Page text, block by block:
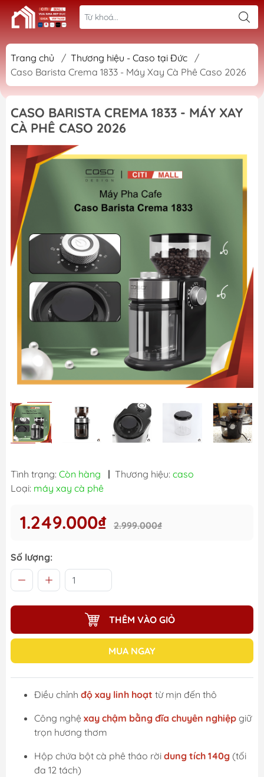
Trang chủ / Thương hiệu - Caso tại Đức
/
Caso Barista Crema 1833 - Máy Xay Cà Phê Caso 2026
CASO BARISTA CREMA 1833 - MÁY XAY
CÀ PHÊ CASO 2026
Tình trạng: Còn hàng | Thương hiệu: caso
Loại: máy xay cà phê
1.249.000₫ 2.999.000₫
Số lượng:
THÊM VÀO GIỎ
MUA NGAY
Điều chỉnh độ xay linh hoạt từ mịn đến thô
Công nghệ xay chậm bằng đĩa chuyên nghiệp giữ
trọn hương thơm
Hộp chứa bột cà phê tháo rời dung tích 140g (tối
đa 12 tách)